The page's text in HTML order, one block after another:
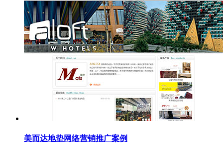
美而达地垫网络营销推广案例